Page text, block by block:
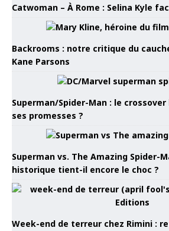
Catwoman – À Rome : Selina Kyle
Backrooms : notre critique du
Kane Parsons
Superman/Spider-Man : le
ses promesses ?
Superman vs. The Amazing Spider-
historique tient-il encore le choc ?
Week-end de terreur chez Rimini :